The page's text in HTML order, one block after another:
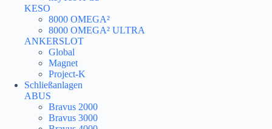
KESO
8000 OMEGA²
8000 OMEGA² ULTRA
ANKERSLOT
Global
Magnet
Project-K
Schließanlagen
ABUS
Bravus 2000
Bravus 3000